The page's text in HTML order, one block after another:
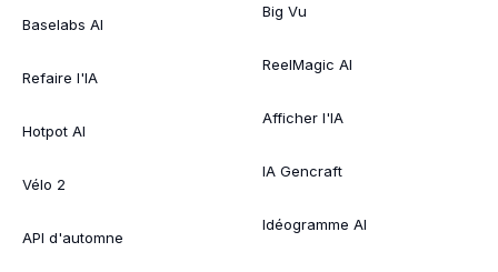
Baselabs AI
Refaire l'IA
Hotpot AI
Vélo 2
API d'automne
Big Vu
ReelMagic AI
Afficher l'IA
IA Gencraft
Idéogramme AI